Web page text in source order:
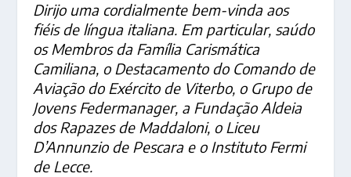
Dirijo uma cordialmente bem-vinda aos
fiéis de língua italiana. Em particular, saúdo
os Membros da Família Carismática
Camiliana, o Destacamento do Comando de
Aviação do Exército de Viterbo, o Grupo de
Jovens Federmanager, a Fundação Aldeia
dos Rapazes de Maddaloni, o Liceu
D’Annunzio de Pescara e o Instituto Fermi
de Lecce.